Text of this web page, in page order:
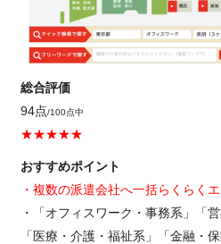
総合評価
94点/100点中
★★★★★
おすすめポイント
・複数の派遣会社へ一括らくらく
・「オフィスワーク・事務系」「
「医療・介護・福祉系」「金融・